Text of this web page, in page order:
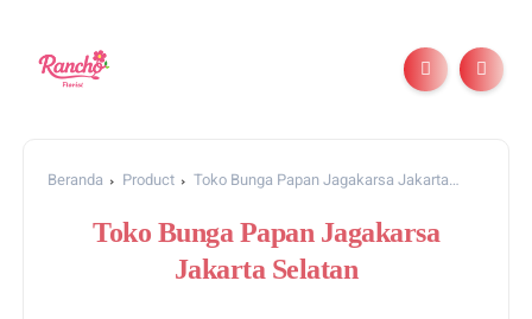
Beranda Product
Toko Bunga Papan Jagakarsa Jakarta
Toko Bunga Papan Jagakarsa
Jakarta Selatan